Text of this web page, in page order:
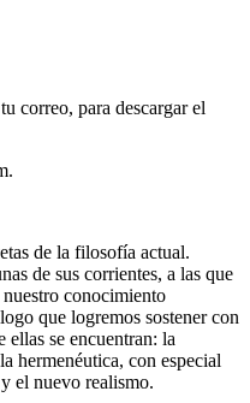
correo, para descargar el
de la filosofía actual.
de sus corrientes, a las que
conocimiento
que logremos sostener con
ellas se encuentran: la
hermenéutica, con especial
el nuevo realismo.